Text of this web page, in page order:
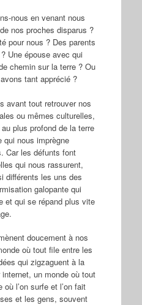
nous en venant nous
nos proches disparus ?
pour nous ? Des parents
Une épouse avec qui
chemin sur la terre ? Ou
tant apprécié ?
avant tout retrouver nos
ou mêmes culturelles,
plus profond de la terre
qui nous imprègne
Car les défunts font
qui nous rassurent,
différents les uns des
galopante qui
et qui se répand plus vite
doucement à nos
où tout file entre les
qui zigzaguent à la
un monde où tout
l’on surfe et l’on fait
et les gens, souvent